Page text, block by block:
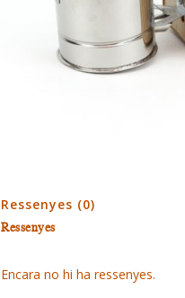
Ressenyes (0)
Ressenyes
Encara no hi ha ressenyes.